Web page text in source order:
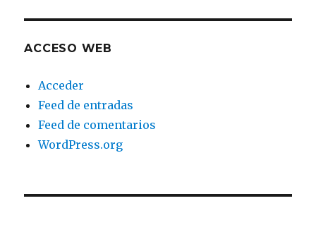
ACCESO WEB
Acceder
Feed de entradas
Feed de comentarios
WordPress.org